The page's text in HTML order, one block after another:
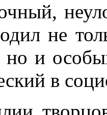
не
но и
в